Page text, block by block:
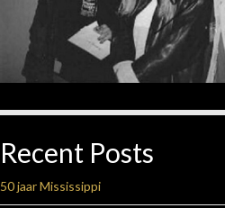
Recent Posts
50 jaar Mississippi